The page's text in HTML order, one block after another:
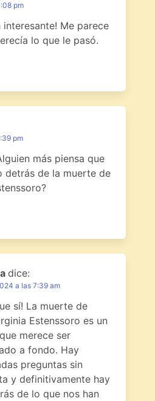
pm
interesante! Me parece
lo que le pasó.
pm
más piensa que
detrás de la muerte de
dice:
a las 7:39 am
sí! La muerte de
Estenssoro es un
merece ser
a fondo. Hay
preguntas sin
y definitivamente hay
de lo que nos han